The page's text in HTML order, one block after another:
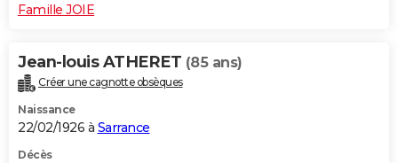
Famille JOIE
Jean-louis ATHERET (85 ans)
Créer une cagnotte obsèques
Naissance
22/02/1926 à Sarrance
Décès